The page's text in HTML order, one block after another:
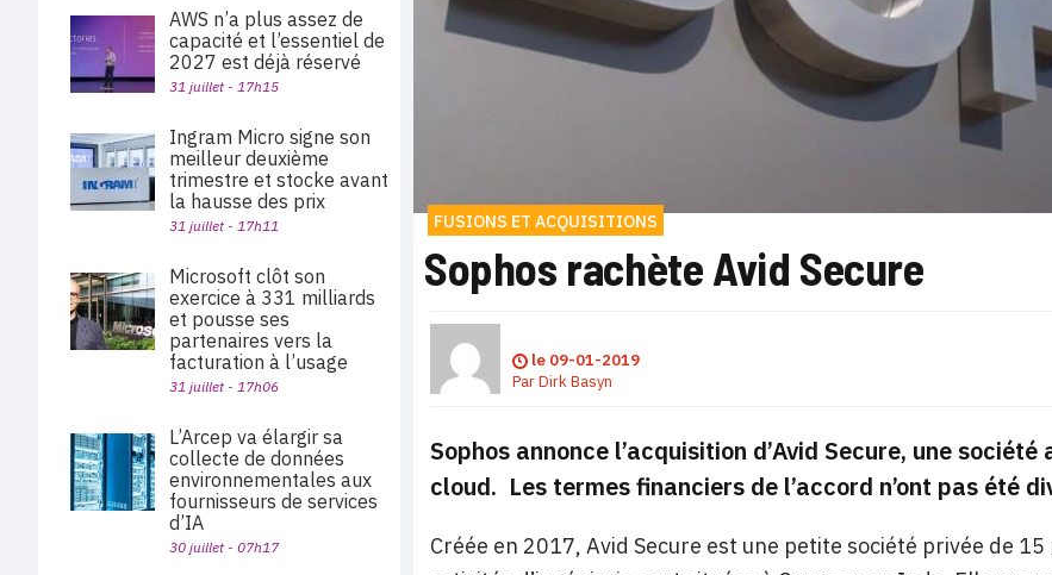
FUSIONS ET ACQUISITIONS
Sophos rachète Avid Secure
le 09-01-2019
ParDirk Basyn
Sophos annonce l’acquisition d’Avid Secure, une
cloud. Les termes financiers de l’accord n’ont pas été
Créée en 2017, Avid Secure est une petite société privée de
AWS n’a plus assez de
capacité et l’essentiel de
2027 est déjà réservé
31 juillet - 17h15
Ingram Micro signe son
meilleur deuxième
trimestre et stocke avant
la hausse des prix
31 juillet - 17h11
Microsoft clôt son
exercice à 331 milliards
et pousse ses
partenaires vers la
facturation à l’usage
31 juillet - 17h06
L’Arcep va élargir sa
collecte de données
environnementales aux
fournisseurs de services
d’IA
30 juillet - 07h17